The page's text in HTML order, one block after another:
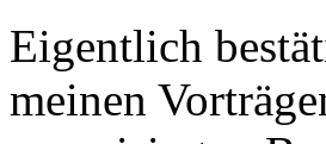
Eigentlich
meinen